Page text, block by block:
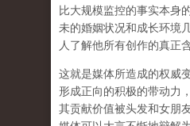
比大规模监控的事实本身
未的婚姻状况和成长环境
人了解他所有创作的真正
这就是媒体所造成的权威
形成正向的积极的带动力
其贡献价值被头发和女朋